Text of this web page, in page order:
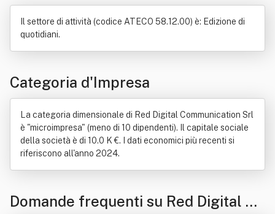
Il settore di attività (codice ATECO 58.12.00) è: Edizione di
quotidiani.
Categoria d'Impresa
La categoria dimensionale di Red Digital Communication Srl
è "microimpresa" (meno di 10 dipendenti). Il capitale sociale
della società è di 10.0 K €. I dati economici più recenti si
riferiscono all'anno 2024.
Domande frequenti su Red Digital Co